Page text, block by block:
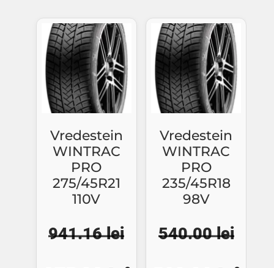
fost:
495.37 lei.
460.69 lei.
fost:
588.23 lei.
Vredestein
WINTRAC
PRO
275/45R21
110V
941.16lei
Vredestein
WINTRAC
PRO
235/45R18
98V
540.00lei